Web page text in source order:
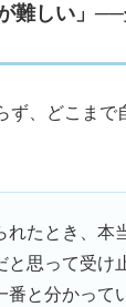
難しい」
ず、どこまで
れたとき、本
思って受け
番と分かって